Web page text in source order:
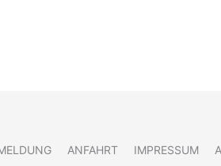
ANFAHRT IMPRESSUM